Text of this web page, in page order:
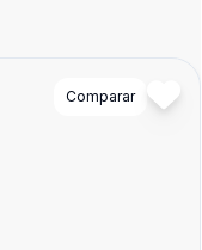
Comparar